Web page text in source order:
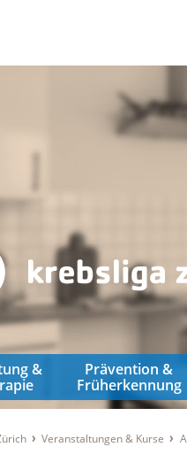
&
Prävention &
Früherkennung
Veranstaltungen & Kurse